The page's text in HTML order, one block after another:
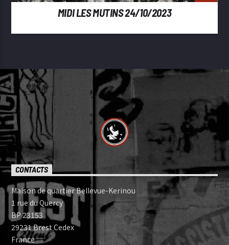
MIDI LES MUTINS 24/10/2023
CONTACTS
Maison de quartier Bellevue-Kerinou
1 rue du Quercy
BP 23153
29231 Brest Cedex
France